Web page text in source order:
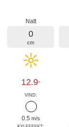
Natt
0
cm
12.9°
VIND:
0.5 m/s